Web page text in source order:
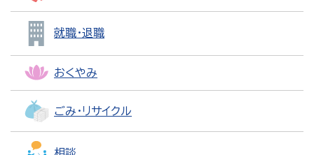
就職・退職
おくやみ
ごみ・リサイクル